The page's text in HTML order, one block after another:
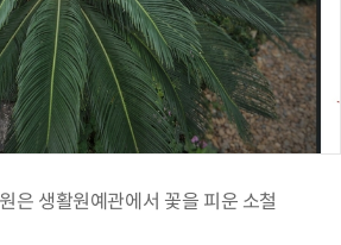
은 생활원예관에서 꽃을 피운 소철